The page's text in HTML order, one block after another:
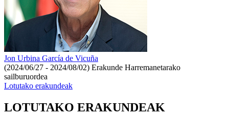
Jon Urbina García de Vicuña
(2024/06/27 - 2024/08/02) Erakunde Harremanetarako
sailburuordea
Lotutako erakundeak
LOTUTAKO ERAKUNDEAK